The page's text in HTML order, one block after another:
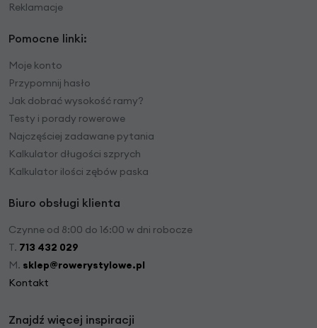
Reklamacje
Pomocne linki:
Moje konto
Przypomnij hasło
Jak dobrać wysokość ramy?
Testy i porady rowerowe
Najczęściej zadawane pytania
Kalkulator długości szprych
Kalkulator ilości zębów paska
Biuro obsługi klienta
Czynne od 8:00 do 16:00 w dni robocze
T. 713 432 029
M. sklep@rowerystylowe.pl
Kontakt
Znajdź więcej inspiracji